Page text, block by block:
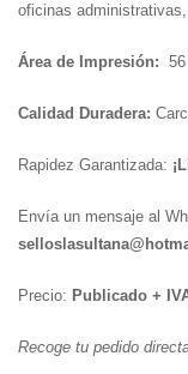
oficinas
Área de Impresión:
Calidad Duradera:
Rapidez Garantizada:
Envía un mensaje al
Precio: Publicado +
Recoge tu pedido